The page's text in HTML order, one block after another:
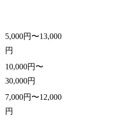
5,000円〜13,000
円
10,000円〜
30,000円
7,000円〜12,000
円